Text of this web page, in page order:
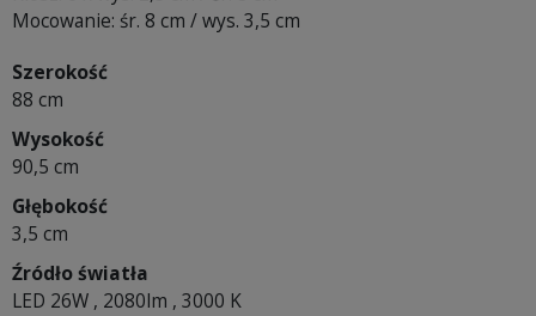
Mocowanie: śr. 8 cm / wys. 3,5 cm
Szerokość
88 cm
Wysokość
90,5 cm
Głębokość
3,5 cm
Źródło światła
LED 26W , 2080lm , 3000 K